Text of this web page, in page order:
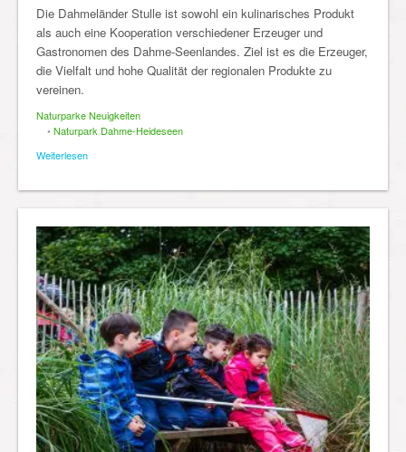
Die Dahmeländer Stulle ist sowohl ein kulinarisches Produkt
als auch eine Kooperation verschiedener Erzeuger und
Gastronomen des Dahme-Seenlandes. Ziel ist es die Erzeuger,
die Vielfalt und hohe Qualität der regionalen Produkte zu
vereinen.
Naturparke Neuigkeiten
• Naturpark Dahme-Heideseen
Weiterlesen